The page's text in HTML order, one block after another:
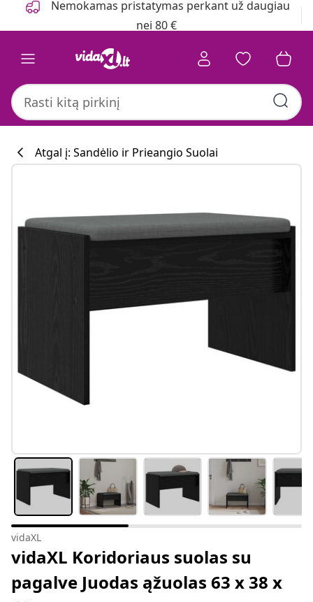
Nemokamas pristatymas perkant už daugiau
nei 80 €
Atgal į: Sandėlio ir Prieangio Suolai
vidaXL
vidaXL Koridoriaus suolas su
pagalve Juodas ąžuolas 63 x 38 x